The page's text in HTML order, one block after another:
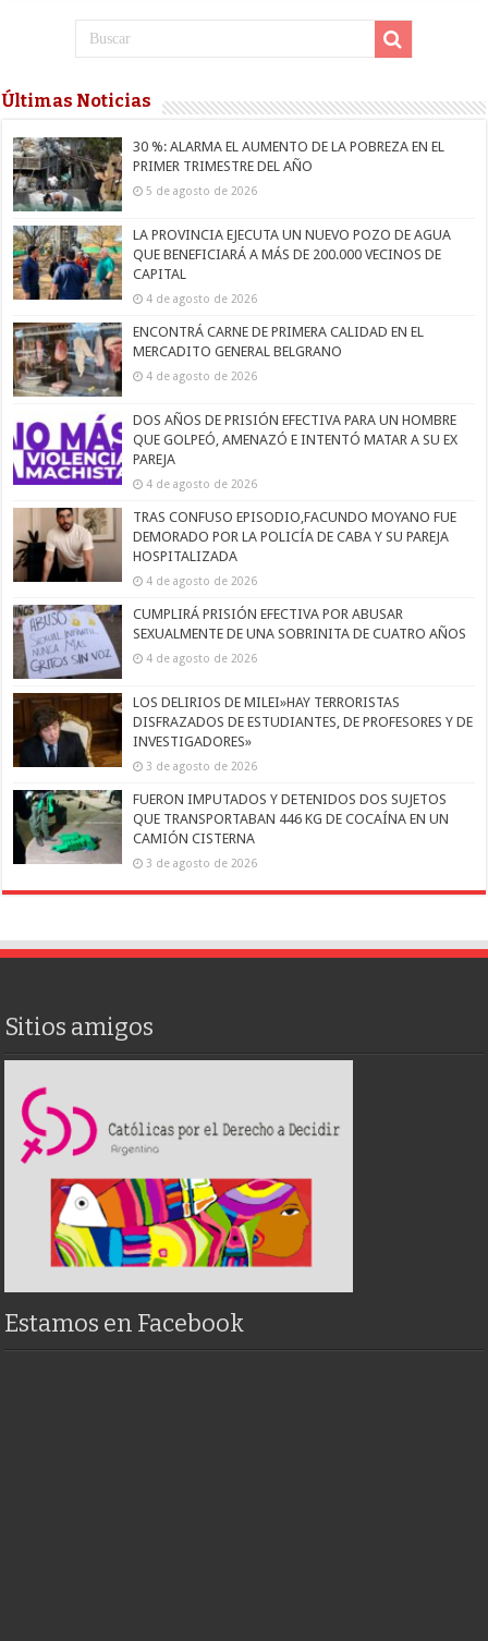
Últimas Noticias
30 %: ALARMA EL AUMENTO DE LA POBREZA EN EL
PRIMER TRIMESTRE DEL AÑO
5 de agosto de 2026
LA PROVINCIA EJECUTA UN NUEVO POZO DE AGUA
QUE BENEFICIARÁ A MÁS DE 200.000 VECINOS DE
CAPITAL
4 de agosto de 2026
ENCONTRÁ CARNE DE PRIMERA CALIDAD EN EL
MERCADITO GENERAL BELGRANO
4 de agosto de 2026
DOS AÑOS DE PRISIÓN EFECTIVA PARA UN HOMBRE
QUE GOLPEÓ, AMENAZÓ E INTENTÓ MATAR A SU EX
PAREJA
4 de agosto de 2026
TRAS CONFUSO EPISODIO,FACUNDO MOYANO FUE
DEMORADO POR LA POLICÍA DE CABA Y SU PAREJA
HOSPITALIZADA
4 de agosto de 2026
CUMPLIRÁ PRISIÓN EFECTIVA POR ABUSAR
SEXUALMENTE DE UNA SOBRINITA DE CUATRO AÑOS
4 de agosto de 2026
LOS DELIRIOS DE MILEI»HAY TERRORISTAS
DISFRAZADOS DE ESTUDIANTES, DE PROFESORES Y DE
INVESTIGADORES»
3 de agosto de 2026
FUERON IMPUTADOS Y DETENIDOS DOS SUJETOS
QUE TRANSPORTABAN 446 KG DE COCAÍNA EN UN
CAMIÓN CISTERNA
3 de agosto de 2026
Sitios amigos
Estamos en Facebook